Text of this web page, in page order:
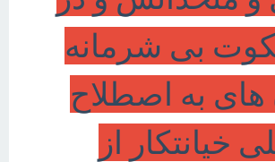
بی شرمانه
به اصطلاح
خیانتکار از